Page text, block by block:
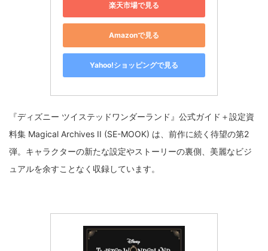
楽天市場で見る
Amazonで見る
Yahoo!ショッピングで見る
『ディズニー ツイステッドワンダーランド』公式ガイド＋設定資
料集 Magical Archives II (SE-MOOK) は、前作に続く待望の第2
弾。キャラクターの新たな設定やストーリーの裏側、美麗なビジ
ュアルを余すことなく収録しています。